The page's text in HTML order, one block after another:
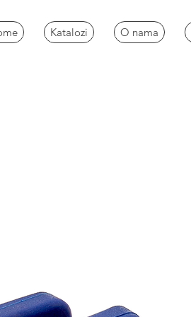
Katalozi O nama